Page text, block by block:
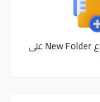
طريقة استرجاع New Folder على